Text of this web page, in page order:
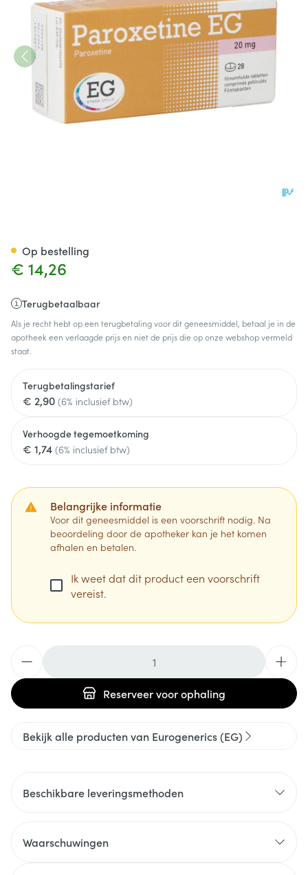
€ 14,26
Terugbetaalbaar
Als je recht hebt op een terugbetaling voor dit geneesmiddel, betaal je in de
apotheek een verlaagde prijs en niet de prijs die op onze webshop vermeld
staat.
Terugbetalingstarief
€ 2,90 (6% inclusief btw)
Verhoogde tegemoetkoming
€ 1,74 (6% inclusief btw)
Belangrijke informatie
Voor dit geneesmiddel is een voorschrift nodig. Na
beoordeling door de apotheker kan je het komen
afhalen en betalen.
Ik weet dat dit product een voorschrift
vereist.
Reserveervoor ophaling
Op bestelling
Bekijk alle producten van Eurogenerics (EG)
Beschikbare leveringsmethoden
Waarschuwingen